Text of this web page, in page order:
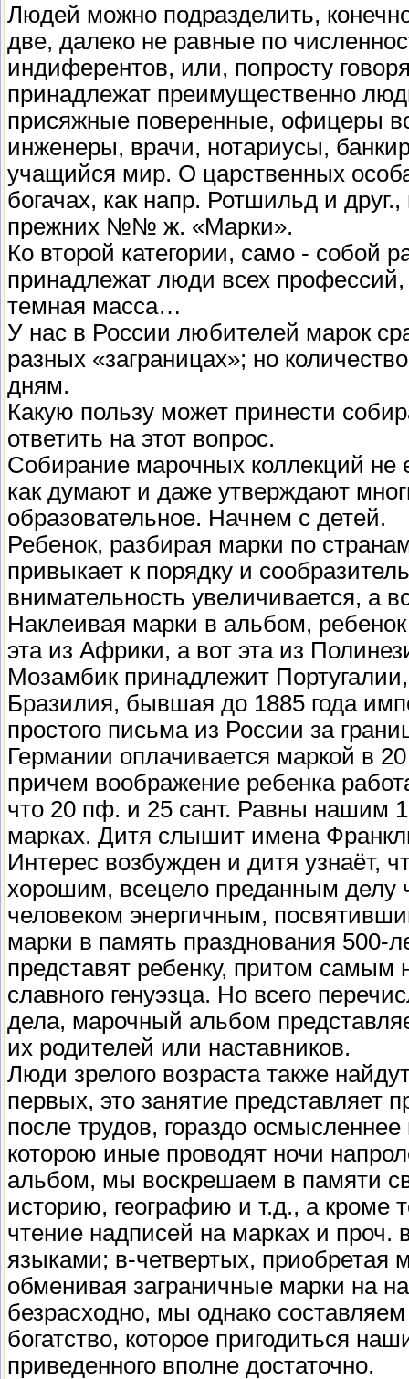
Людей можно подразделить,
две, далеко не равные по
индиферентов, или, попросту
принадлежат преимущественно
присяжные поверенные, офицеры
инженеры, врачи, нотариусы,
учащийся мир. О царственных
богачах, как напр. Ротшильд и
прежних №№ ж. «Марки».
Ко второй категории, само - собой
принадлежат люди всех
темная масса…
У нас в России любителей марок
разных «заграницах»; но
дням.
Какую пользу может принести
ответить на этот вопрос.
Собирание марочных коллекций не
как думают и даже утверждают
образовательное. Начнем с детей.
Ребенок, разбирая марки по
привыкает к порядку и
внимательность увеличивается, а
Наклеивая марки в альбом,
эта из Африки, а вот эта из
Мозамбик принадлежит
Бразилия, бывшая до 1885 года
простого письма из России за
Германии оплачивается маркой в
причем воображение ребенка
что 20 пф. и 25 сант. Равны нашим
марках. Дитя слышит имена
Интерес возбужден и дитя узнаёт,
хорошим, всецело преданным делу
человеком энергичным,
марки в память празднования 500-
представят ребенку, притом
славного генуэзца. Но всего
дела, марочный альбом
их родителей или наставников.
Люди зрелого возраста также
первых, это занятие представляет
после трудов, гораздо
которою иные проводят ночи
альбом, мы воскрешаем в памяти
историю, географию и т.д., а кроме
чтение надписей на марках и проч.
языками; в-четвертых, приобретая
обменивая заграничные марки на
безрасходно, мы однако
богатство, которое пригодиться
приведенного вполне достаточно.